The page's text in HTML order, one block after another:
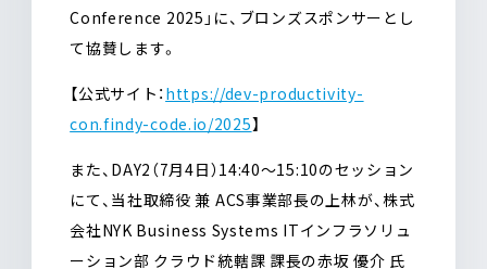
Conference 2025」に、ブロンズスポンサーとし
て協賛します。
【公式サイト： https://dev-productivity-
con.findy-code.io/2025】
また、DAY2（7月4日）14:40〜15:10のセッション
にて、当社取締役 兼 ACS事業部長の上林が、株式
会社NYK Business Systems ITインフラソリュ
ーション部 クラウド統轄課 課長の赤坂 優介 氏